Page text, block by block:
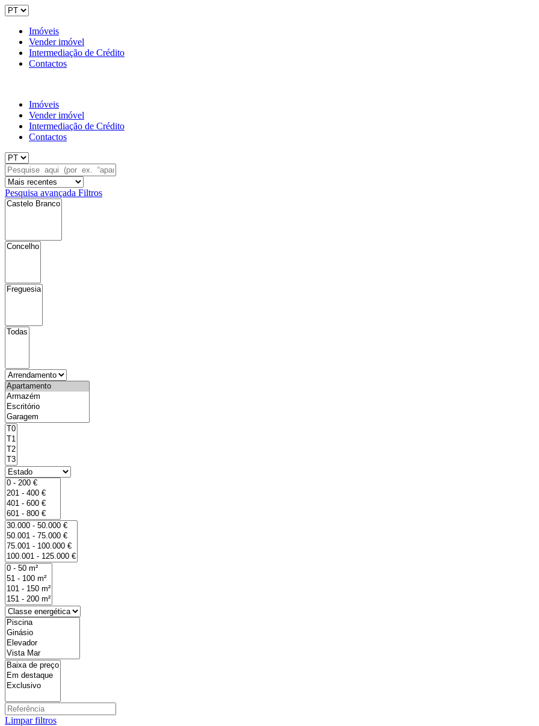
Imóveis
Vender imóvel
Intermediação de Crédito
Contactos
Imóveis
Vender imóvel
Intermediação de Crédito
Contactos
Pesquisa avançada Filtros
Limpar filtros